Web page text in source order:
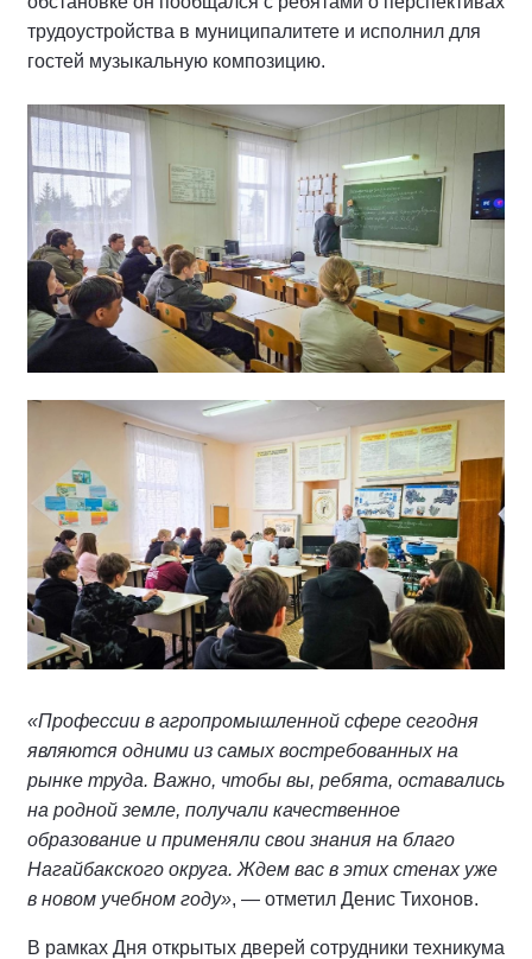
трудоустройства в муниципалитете и исполнил для
гостей музыкальную композицию.
«Профессии в агропромышленной сфере сегодня
являются одними из самых востребованных на
рынке труда. Важно, чтобы вы, ребята, оставались
на родной земле, получали качественное
образование и применяли свои знания на благо
Нагайбакского округа. Ждем вас в этих стенах уже
в новом учебном году», — отметил Денис Тихонов.
В рамках Дня открытых дверей сотрудники техникума